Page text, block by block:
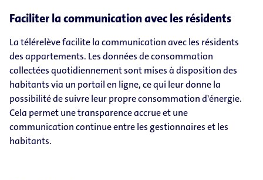
Faciliter la communication avec les résidents
La télérelève facilite la communication avec les résidents
des appartements. Les données de consommation
collectées quotidiennement sont mises à disposition des
habitants via un portail en ligne, ce qui leur donne la
possibilité de suivre leur propre consommation d'énergie.
Cela permet une transparence accrue et une
communication continue entre les gestionnaires et les
habitants.